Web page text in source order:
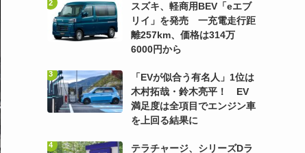
スズキ、軽商用BEV「eエブ
リイ」を発売 一充電走行距
離257km、価格は314万
6000円から
「EVが似合う有名人」1位は
木村拓哉・鈴木亮平！ EV
満足度は全項目でエンジン車
を上回る結果に
テラチャージ、シリーズDラ